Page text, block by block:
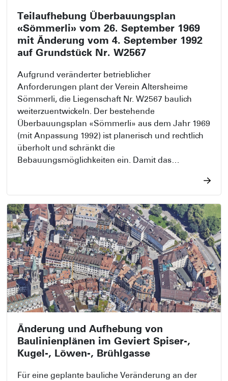
Teilaufhebung Überbauungsplan
«Sömmerli» vom 26. September 1969
mit Änderung vom 4. September 1992
auf Grundstück Nr. W2567
​Aufgrund veränderter betrieblicher
Anforderungen plant der Verein Altersheime
Sömmerli, die Liegenschaft Nr. W2567 baulich
weiterzuentwickeln. Der bestehende
Überbauungsplan «Sömmerli» aus dem Jahr 1969
(mit Anpassung 1992) ist planerisch und rechtlich
überholt und schränkt die
Bebauungsmöglichkeiten ein. Damit das
der Überbauungsplan im Bereich des Grundstücks
Nr. W2567 aufgehoben werden.
Änderung und Aufhebung von
Baulinienplänen im Geviert Spiser-,
Kugel-, Löwen-, Brühlgasse
Für eine geplante bauliche Veränderung an der